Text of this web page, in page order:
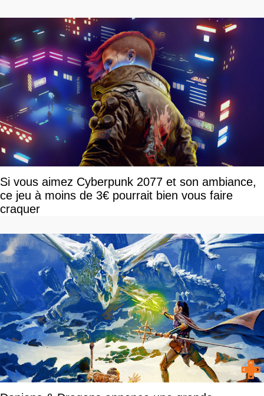
Si vous aimez Cyberpunk 2077 et son ambiance,
ce jeu à moins de 3€ pourrait bien vous faire
craquer